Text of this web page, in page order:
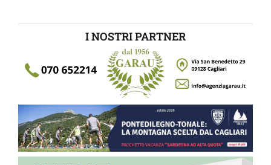
I NOSTRI PARTNER